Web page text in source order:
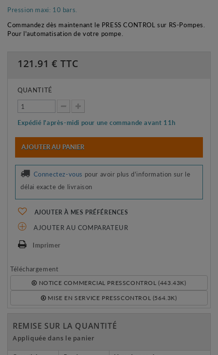
Pression maxi: 10 bars.
Commandez dès maintenant le PRESS CONTROL sur RS-Pompes.
Pour l'automatisation de votre pompe.
121.91 € TTC
QUANTITÉ
Expédié l'après-midi pour une commande avant 11h
AJOUTER AU PANIER
Connectez-vous pour avoir plus d'information sur le
délai exacte de livraison
AJOUTER À MES PRÉFÉRENCES
AJOUTER AU COMPARATEUR
Imprimer
Téléchargement
NOTICE COMMERCIAL PRESSCONTROL (443.43K)
MISE EN SERVICE PRESSCONTROL (564.3K)
REMISE SUR LA QUANTITÉ
Appliquée dans le panier